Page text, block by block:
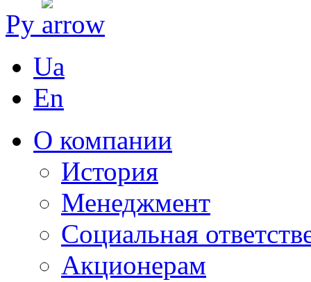
Ру
Ua
En
О компании
История
Менеджмент
Социальная
Акционерам